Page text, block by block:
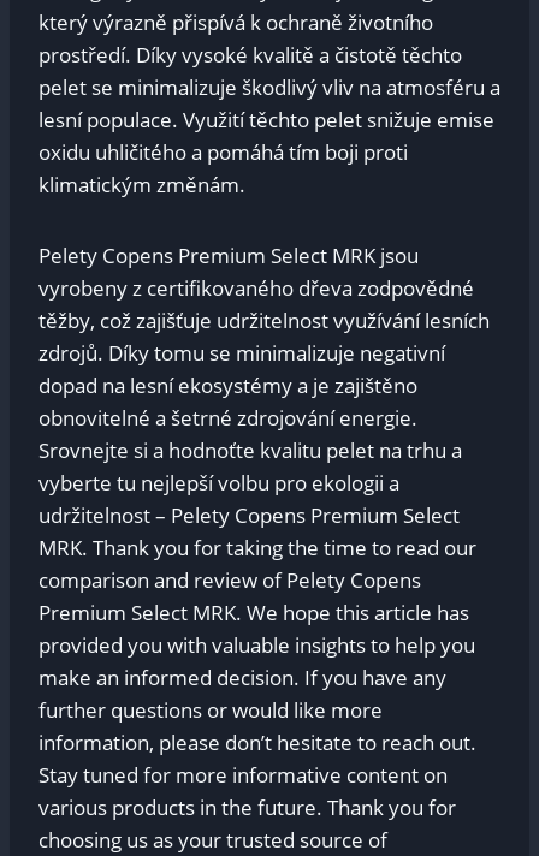
který výrazně přispívá k ochraně životního
prostředí. Díky vysoké kvalitě a ‌čistotě těchto
pelet se minimalizuje škodlivý ⁤vliv ⁣na atmosféru a
lesní populace. Využití těchto pelet snižuje ⁤emise
oxidu‌ uhličitého a pomáhá tím boji ‌proti
klimatickým změnám.
Pelety Copens Premium ⁢Select MRK jsou⁣
vyrobeny ‍z certifikovaného dřeva zodpovědné
těžby,‌ což zajišťuje udržitelnost využívání ​lesních
zdrojů. Díky tomu se minimalizuje ‍negativní
dopad⁤ na lesní ekosystémy a je zajištěno
obnovitelné a šetrné zdrojování energie.
Srovnejte si ⁣a‌ hodnoťte kvalitu pelet na​ trhu a
⁤vyberte tu nejlepší volbu pro ekologii a
udržitelnost – ‍Pelety Copens Premium ‌Select
MRK. Thank you for ⁣taking the time to read⁣ our
comparison and review of‌ Pelety Copens
Premium Select MRK. ​We hope ⁤this⁤ article has
provided you with ⁣valuable insights to ‍help you
make an ⁤informed‌ decision. If you ‌have any
further questions or would​ like more
information, please don’t hesitate to reach out.
Stay ⁣tuned​ for more informative content on
various products in⁤ the future. Thank you for
⁣choosing us as your ‍trusted source of